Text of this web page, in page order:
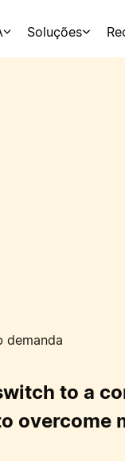
Soluções
demanda
to a
overcome